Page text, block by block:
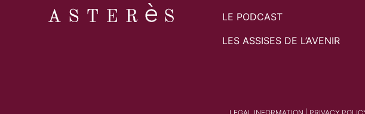
LE PODCAST
LES ASSISES DE L’AVENIR